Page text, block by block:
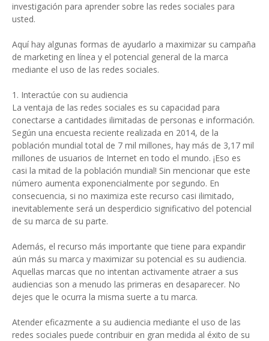
investigación para aprender sobre las redes sociales para
usted.
Aquí hay algunas formas de ayudarlo a maximizar su campaña
de marketing en línea y el potencial general de la marca
mediante el uso de las redes sociales.
1. Interactúe con su audiencia
La ventaja de las redes sociales es su capacidad para
conectarse a cantidades ilimitadas de personas e información.
Según una encuesta reciente realizada en 2014, de la
población mundial total de 7 mil millones, hay más de 3,17 mil
millones de usuarios de Internet en todo el mundo. ¡Eso es
casi la mitad de la población mundial! Sin mencionar que este
número aumenta exponencialmente por segundo. En
consecuencia, si no maximiza este recurso casi ilimitado,
inevitablemente será un desperdicio significativo del potencial
de su marca de su parte.
Además, el recurso más importante que tiene para expandir
aún más su marca y maximizar su potencial es su audiencia.
Aquellas marcas que no intentan activamente atraer a sus
audiencias son a menudo las primeras en desaparecer. No
dejes que le ocurra la misma suerte a tu marca.
Atender eficazmente a su audiencia mediante el uso de las
redes sociales puede contribuir en gran medida al éxito de su